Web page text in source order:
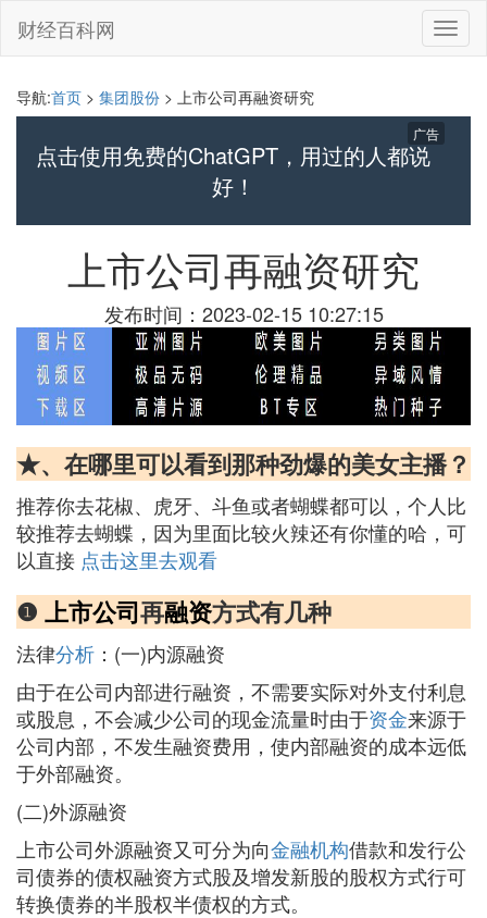
切
换
财经百科网
导航:首页 > 集团股份 > 上市公司再融资研究
点击使用免费的ChatGPT，用过的人都说
好！
广告
上市公司再融资研究
发布时间：2023-02-15 10:27:15
★、在哪里可以看到那种劲爆的美女主播？
推荐你去花椒、虎牙、斗鱼或者蝴蝶都可以，个人比
较推荐去蝴蝶，因为里面比较火辣还有你懂的哈，可
以直接 点击这里去观看
❶ 上市公司再融资方式有几种
法律分析 ：(一)内源融资
由于在公司内部进行融资，不需要实际对外支付利息
或股息，不会减少公司的现金流量时由于资金来源于
公司内部，不发生融资费用，使内部融资的成本远低
于外部融资。
(二)外源融资
上市公司外源融资又可分为向金融机构借款和发行公
司债券的债权融资方式股及增发新股的股权方式行可
转换债券的半股权半债权的方式。